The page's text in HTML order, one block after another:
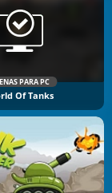
PARA PC
Of Tanks